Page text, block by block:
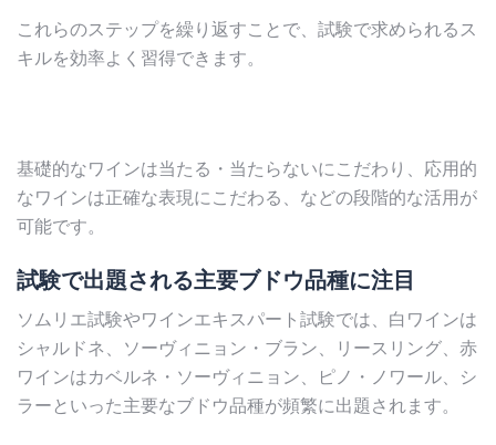
これらのステップを繰り返すことで、試験で求められるス
キルを効率よく習得できます。
基礎的なワインは当たる・当たらないにこだわり、応用的
なワインは正確な表現にこだわる、などの段階的な活用が
可能です。
試験で出題される主要ブドウ品種に注目
ソムリエ試験やワインエキスパート試験では、白ワインは
シャルドネ、ソーヴィニョン・ブラン、リースリング、赤
ワインはカベルネ・ソーヴィニョン、ピノ・ノワール、シ
ラーといった主要なブドウ品種が頻繁に出題されます。